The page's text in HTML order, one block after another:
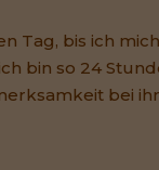
Tag, bis ich
bin so 24
bei